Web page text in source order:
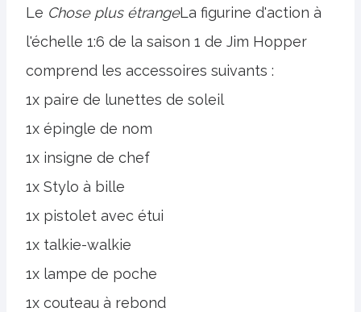
Le Chose plus étrangeLa figurine d'action à
l'échelle 1:6 de la saison 1 de Jim Hopper
comprend les accessoires suivants :
1x paire de lunettes de soleil
1x épingle de nom
1x insigne de chef
1x Stylo à bille
1x pistolet avec étui
1x talkie-walkie
1x lampe de poche
1x couteau à rebond